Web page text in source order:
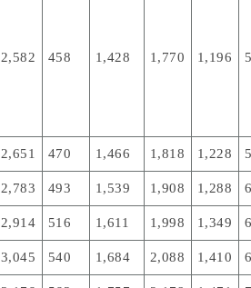
2,582 458 1,428 1,770 1,196
2,651 470 1,466 1,818 1,228
2,783 493 1,539 1,908 1,288
2,914 516 1,611 1,998 1,349
3,045 540 1,684 2,088 1,410